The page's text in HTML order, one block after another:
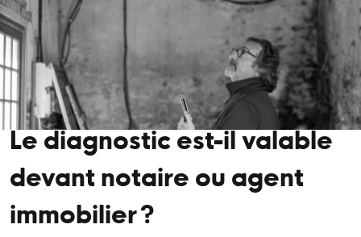
Le diagnostic est-il valable
devant notaire ou agent
immobilier ?